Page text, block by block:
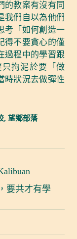
的教案有沒有同
我們自以為他們
考「如何創造一
得不要貪心的僅
過程中的學習跟
拘泥於要「做
時狀況去做彈性
, 望鄉部落
要共才有學